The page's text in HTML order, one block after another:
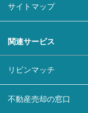
サイトマップ
関連サービス
リビンマッチ
不動産売却の窓口